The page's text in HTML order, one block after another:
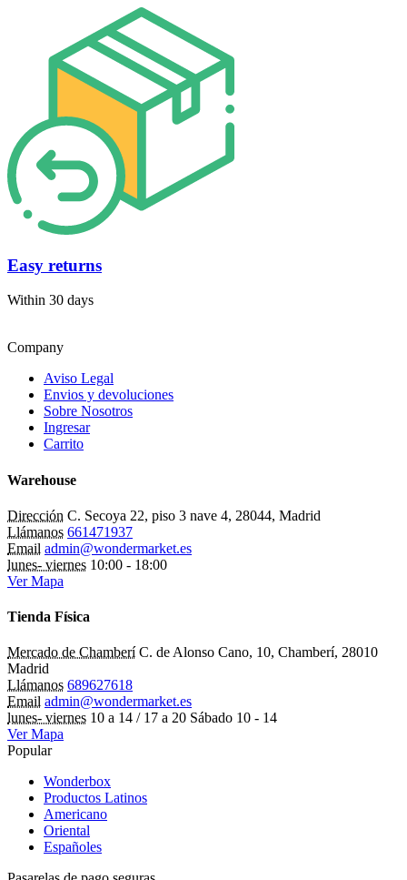
Easy returns
Within 30 days
Company
Aviso Legal
Envios y devoluciones
Sobre Nosotros
Ingresar
Carrito
Warehouse
Dirección C. Secoya 22, piso 3 nave 4, 28044, Madrid
Llámanos 661471937
Email admin@wondermarket.es
lunes- viernes 10:00 - 18:00
Ver Mapa
Tienda Física
Mercado de Chamberí C. de Alonso Cano, 10, Chamberí, 28010
Madrid
Llámanos 689627618
Email admin@wondermarket.es
lunes- viernes 10 a 14 / 17 a 20 Sábado 10 - 14
Ver Mapa
Popular
Wonderbox
Productos Latinos
Americano
Oriental
Españoles